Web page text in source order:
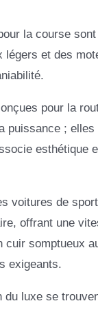
la course
légers et des
pour la
; elles
esthétique
voitures de
offrant une
cuir somptueux
exigeants.
du luxe se